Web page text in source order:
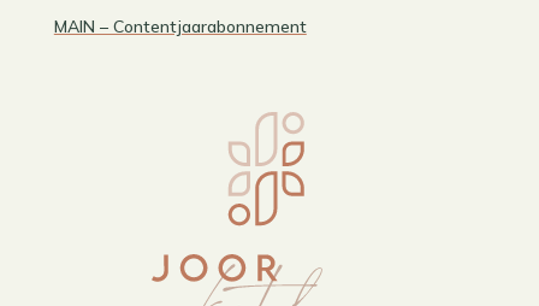
MAIN – Contentjaarabonnement